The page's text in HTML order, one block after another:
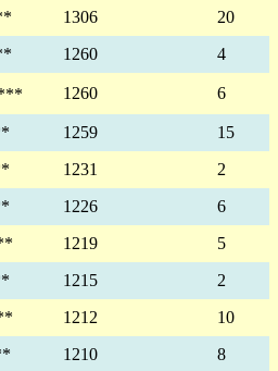
1306
20
1260 4
1260 6
1259
15
1231
2
1226
6
1219
5
1215
2
1212
10
1210
8